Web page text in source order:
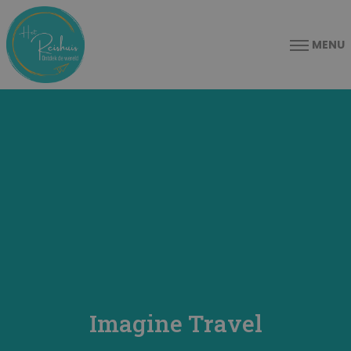
MENU
Imagine Travel